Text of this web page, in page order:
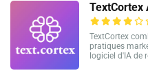
TextCortex
TextCortex
pratiques
logiciel d'IA de